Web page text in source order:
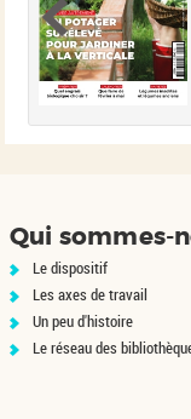
Qui sommes-
Le dispositif
Les axes de travail
Un peu d'histoire
Le réseau des